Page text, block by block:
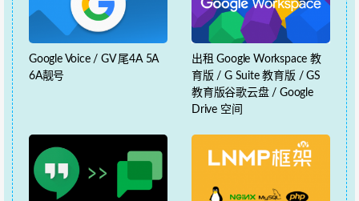
Google Voice / GV 尾4A 5A
6A靓号
出租 Google Workspace 教
育版 / G Suite 教育版 / GS
教育版谷歌云盘 / Google
Drive 空间